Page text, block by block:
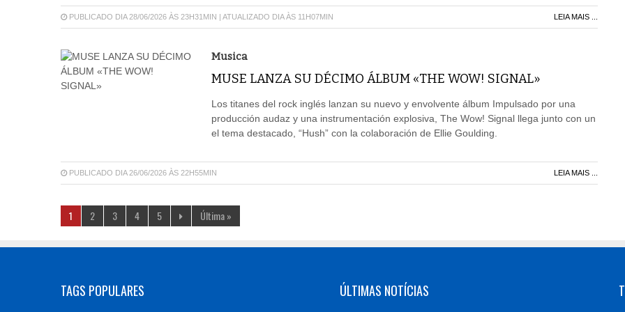
PUBLICADO DIA 28/06/2026 ÀS 23H31MIN | ATUALIZADO DIA ÀS 11H07MIN LEIA MAIS ...
Musica
MUSE LANZA SU DÉCIMO ÁLBUM «THE WOW! SIGNAL»
Los titanes del rock inglés lanzan su nuevo y envolvente álbum Impulsado por una
producción audaz y una instrumentación explosiva, The Wow! Signal llega junto con un
el tema destacado, “Hush” con la colaboración de Ellie Goulding.
PUBLICADO DIA 26/06/2026 ÀS 22H55MIN LEIA MAIS ...
1 2 3 4 5 Última »
TAGS POPULARES ÚLTIMAS NOTÍCIAS